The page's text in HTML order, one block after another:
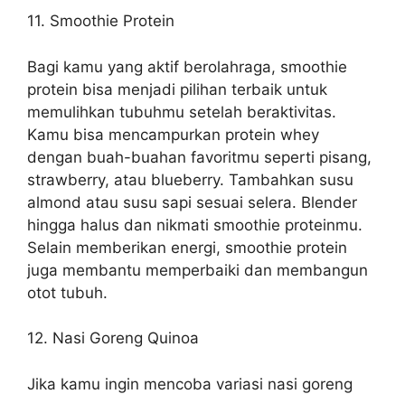
11. Smoothie Protein
Bagi kamu yang aktif berolahraga, smoothie
protein bisa menjadi pilihan terbaik untuk
memulihkan tubuhmu setelah beraktivitas.
Kamu bisa mencampurkan protein whey
dengan buah-buahan favoritmu seperti pisang,
strawberry, atau blueberry. Tambahkan susu
almond atau susu sapi sesuai selera. Blender
hingga halus dan nikmati smoothie proteinmu.
Selain memberikan energi, smoothie protein
juga membantu memperbaiki dan membangun
otot tubuh.
12. Nasi Goreng Quinoa
Jika kamu ingin mencoba variasi nasi goreng